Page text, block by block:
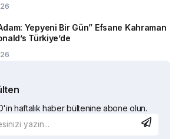
Yepyeni Bir Gün” Efsane Kahraman
Türkiye’de
haftalık haber bültenine abone olun.